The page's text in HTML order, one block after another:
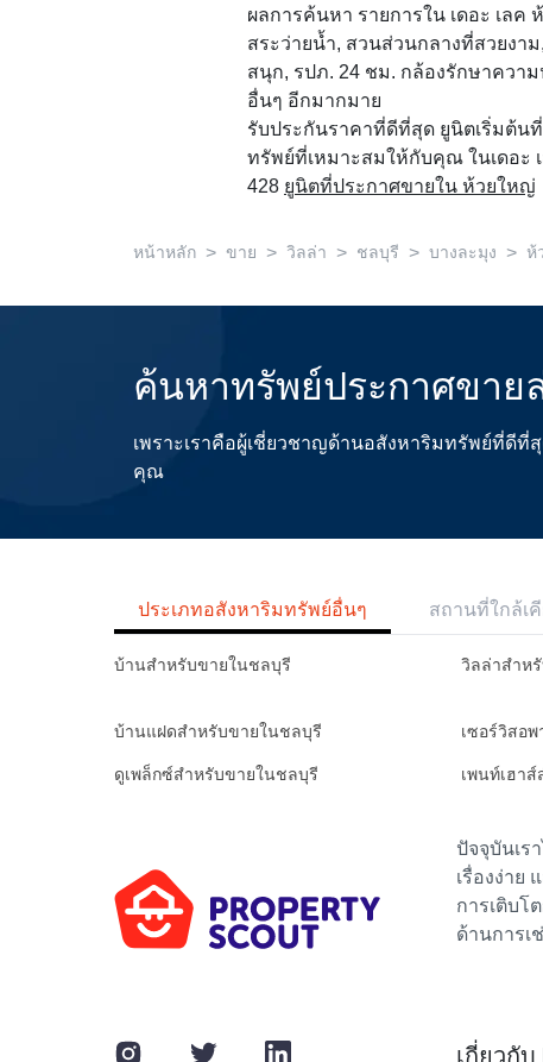
ผลการค้นหา รายการใน เดอะ เลค
สระว่ายน้ำ, สวนส่วนกลางที่สวยงา
สนุก, รปภ. 24 ชม. กล้องรักษาควา
อื่นๆ อีกมากมาย
รับประกันราคาที่ดีที่สุด ยูนิตเริ่มต้น
ทรัพย์ที่เหมาะสมให้กับคุณ ในเดอะ
428 ยูนิตที่ประกาศขายใน ห้วยใหญ่
หน้าหลัก > ขาย > วิลล่า > ชลบุรี > บางละมุง > ห้
ค้นหาทรัพย์ประกาศขาย
เพราะเราคือผู้เชี่ยวชาญด้านอสังหาริมทรัพย์ที่ดีที่
คุณ
ประเภทอสังหาริมทรัพย์อื่นๆ สถานที่ใกล้เคี
บ้านสำหรับขายในชลบุรี วิลล่าสำห
บ้านแฝดสำหรับขายในชลบุรี เซอร์วิสอ
ดูเพล็กซ์สำหรับขายในชลบุรี เพนท์เฮา
ปัจจุบันเร
เรื่องง่าย
การเติบโ
ด้านการเ
เกี่ยวกับ